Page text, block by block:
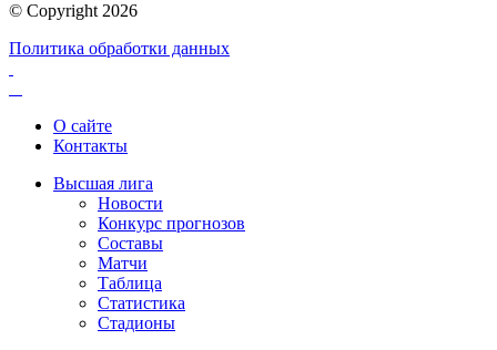
© Copyright 2026
Политика обработки данных
О сайте
Контакты
Высшая лига
Новости
Конкурс прогнозов
Составы
Матчи
Таблица
Статистика
Стадионы